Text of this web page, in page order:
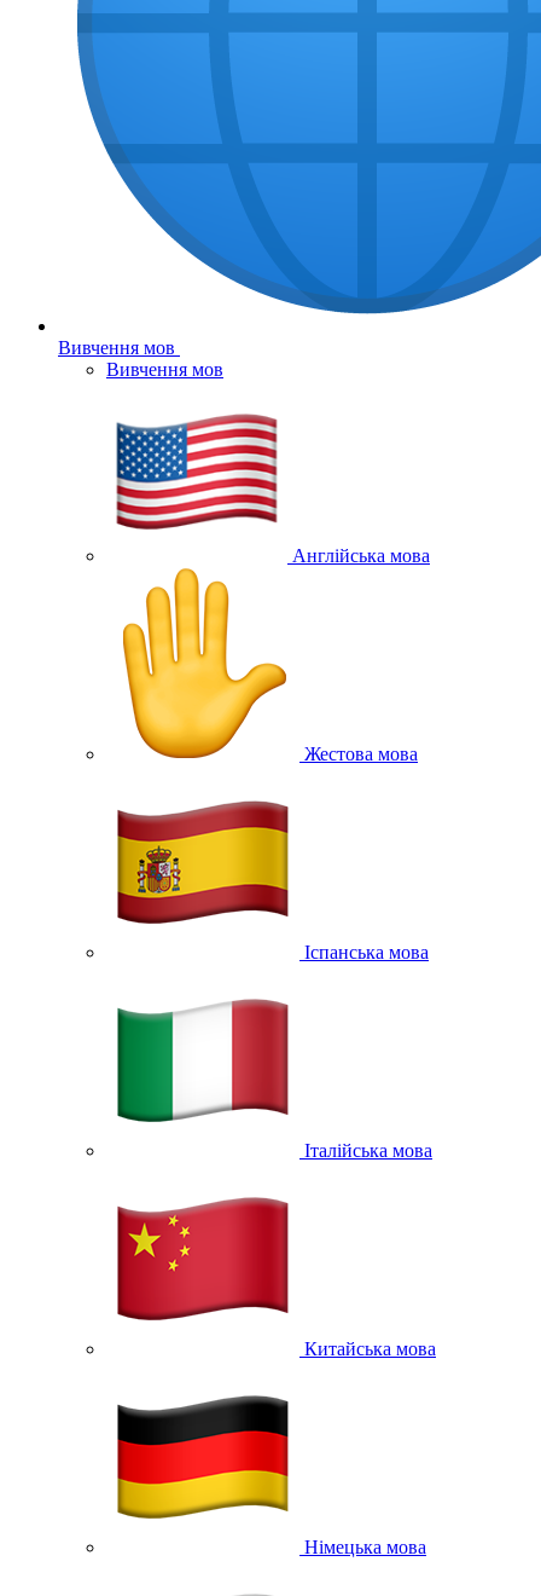
Вивчення мов
Вивчення мов
Англійська мова
Жестова мова
Іспанська мова
Італійська мова
Китайська мова
Німецька мова